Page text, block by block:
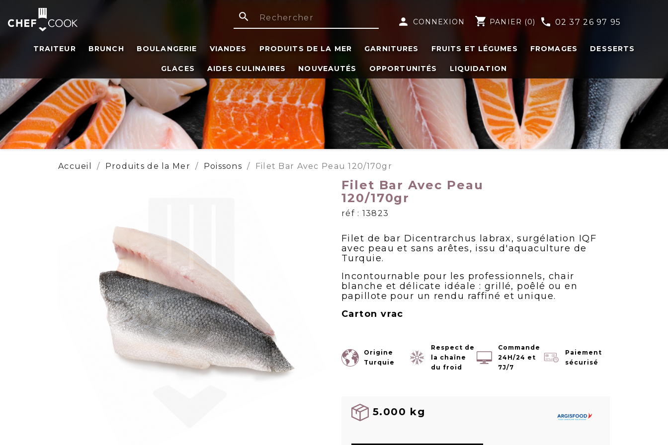
search person CONNEXION shopping_cart PANIER (0) phone 02 37 26 97 95
TRAITEUR BRUNCH BOULANGERIE VIANDES PRODUITS DE LA MER GARNITURES FRUITS ET LÉGUMES FROMAGES DESSERTS
GLACES AIDES CULINAIRES NOUVEAUTÉS OPPORTUNITÉS LIQUIDATION
Accueil Produits de la Mer Poissons Filet Bar Avec Peau 120/170gr
Filet Bar Avec Peau
120/170gr
réf : 13823
Filet de bar Dicentrarchus labrax, surgélation IQF
avec peau et sans arêtes, issu d'aquaculture de
Turquie.
Incontournable pour les professionnels, chair
blanche et délicate idéale : grillé, poêlé ou en
papillote pour un rendu raffiné et unique.
Carton vrac
Origine
Turquie
Respect de
la chaîne
du froid
Commande
24H/24 et
7J/7
Paiement
sécurisé
5.000 kg